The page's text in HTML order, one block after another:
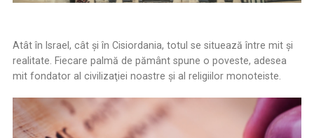
Atât în Israel, cât şi în Cisiordania, totul se situează între mit şi
realitate. Fiecare palmă de pământ spune o poveste, adesea
mit fondator al civilizaţiei noastre şi al religiilor monoteiste.